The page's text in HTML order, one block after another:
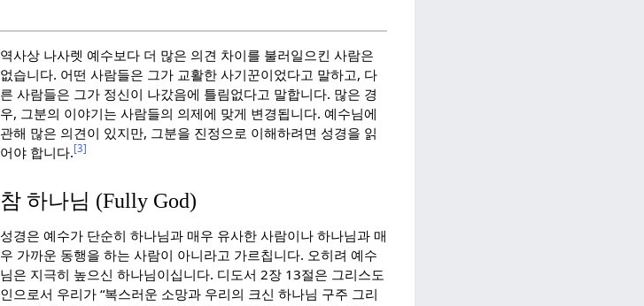
역사상 나사렛 예수보다 더 많은 의견 차이를 불러일으킨 사람은
없습니다. 어떤 사람들은 그가 교활한 사기꾼이었다고 말하고, 다
른 사람들은 그가 정신이 나갔음에 틀림없다고 말합니다. 많은 경
우, 그분의 이야기는 사람들의 의제에 맞게 변경됩니다. 예수님에
관해 많은 의견이 있지만, 그분을 진정으로 이해하려면 성경을 읽
어야 합니다.[3]
참 하나님 (Fully God)
성경은 예수가 단순히 하나님과 매우 유사한 사람이나 하나님과 매
우 가까운 동행을 하는 사람이 아니라고 가르칩니다. 오히려 예수
님은 지극히 높으신 하나님이십니다. 디도서 2장 13절은 그리스도
인으로서 우리가 “복스러운 소망과 우리의 크신 하나님 구주 그리